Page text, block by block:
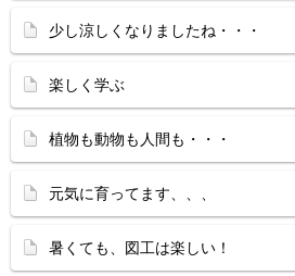
少し涼しくなりましたね・・・
楽しく学ぶ
植物も動物も人間も・・・
元気に育ってます、、、
暑くても、図工は楽しい！